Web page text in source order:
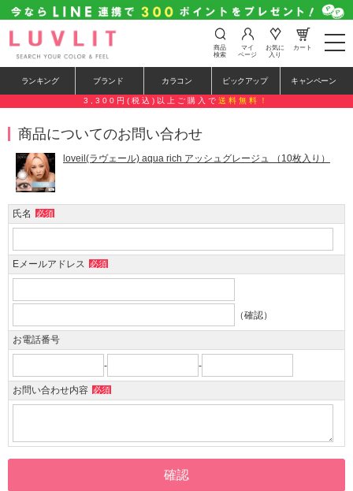
t
o
e
n
o
商品
検索
マイ
ページ
お気に
入り
カート
ランキング ブランド カラコン ピックアップ キャンペーン
3,300円(税込)以上ご購入で 送料無料！
商品についてのお問い合わせ
loveil(ラヴェール) aqua rich アッシュグレージュ （10枚入り）
氏名 必須
Eメールアドレス 必須
（確認）
お電話番号
- -
お問い合わせ内容 必須